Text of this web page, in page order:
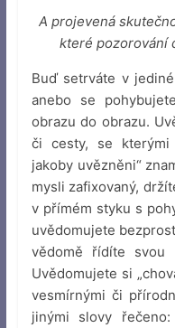
A projevená
které pozorování
Buď setrváte v
anebo se
obrazu do obrazu.
či cesty, se kterými
jakoby uvězněni“
mysli zafixovaný,
v přímém styku s
uvědomujete
vědomě řídíte svou
Uvědomujete si
vesmírnými či
jinými slovy